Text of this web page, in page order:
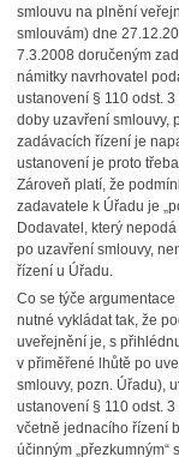
smlouvu na plnění
smlouvám) dne
7.3.2008 doručeným
námitky navrhovatel
ustanovení § 110 odst.
doby uzavření smlouvy,
zadávacích řízení je
ustanovení je proto
Zároveň platí, že
zadavatele k Úřadu je
Dodavatel, který
po uzavření smlouvy,
řízení u Úřadu.
Co se týče
nutné vykládat tak, že
uveřejnění je, s
v přiměřené lhůtě po
smlouvy, pozn. Úřadu),
ustanovení § 110 odst.
včetně jednacího řízení
účinným